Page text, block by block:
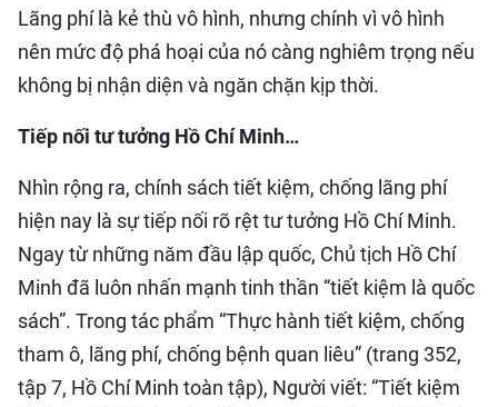
Lãng phí là kẻ thù vô hình, nhưng chính vì vô hình
nên mức độ phá hoại của nó càng nghiêm trọng nếu
không bị nhận diện và ngăn chặn kịp thời.
Tiếp nối tư tưởng Hồ Chí Minh…
Nhìn rộng ra, chính sách tiết kiệm, chống lãng phí
hiện nay là sự tiếp nối rõ rệt tư tưởng Hồ Chí Minh.
Ngay từ những năm đầu lập quốc, Chủ tịch Hồ Chí
Minh đã luôn nhấn mạnh tinh thần “tiết kiệm là quốc
sách”. Trong tác phẩm “Thực hành tiết kiệm, chống
tham ô, lãng phí, chống bệnh quan liêu” (trang 352,
tập 7, Hồ Chí Minh toàn tập), Người viết: “Tiết kiệm